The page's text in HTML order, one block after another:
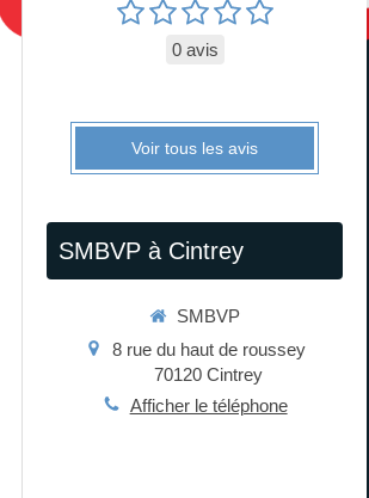
0 avis
Voir tous les avis
SMBVP à Cintrey
SMBVP
8 rue du haut de roussey
70120 Cintrey
Afficher le téléphone